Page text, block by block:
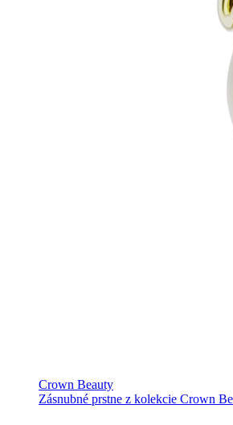
Crown Beauty
Zásnubné prstne z kolekcie Crown